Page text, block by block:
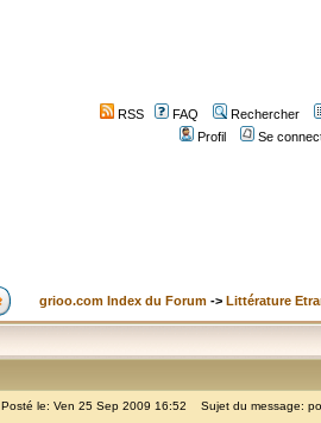
RSS FAQ
Rechercher
Profil
Se
grioo.com Index du Forum -> Littérature
Posté le: Ven 25 Sep 2009 16:52 Sujet du message: